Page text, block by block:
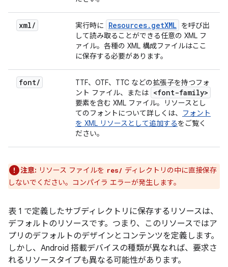
xml/ 実行時に Resources. getXML を呼び出
して読み取ることができる任意の XML フ
ァイル。各種の XML 構成ファイルはここ
に保存する必要があります。
font/
TTF、OTF、TTC などの拡張子を持つフォ
ント ファイル、または <font-family>
要素を含む XML ファイル。リソースとし
てのフォントについて詳しくは、
フォント
を XML リソースとして追加するをご覧く
ださい。
注意: リソース ファイルを res/ ディレクトリの中に直接保存
しないでください。コンパイラ エラーが発生します。
表 1 で定義したサブディレクトリに保存するリソースは、
デフォルトのリソースです。つまり、このリソースではア
プリのデフォルトのデザインとコンテンツを定義します。
しかし、Android 搭載デバイスの種類が異なれば、要求さ
れるリソースタイプも異なる可能性があります。